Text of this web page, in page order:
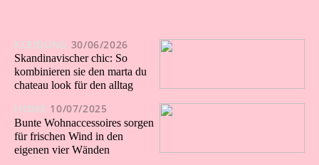
KLEIDUNG 30/06/2026
Skandinavischer chic: So
kombinieren sie den marta du
chateau look für den alltag
HOME 10/07/2025
Bunte Wohnaccessoires sorgen
für frischen Wind in den
eigenen vier Wänden